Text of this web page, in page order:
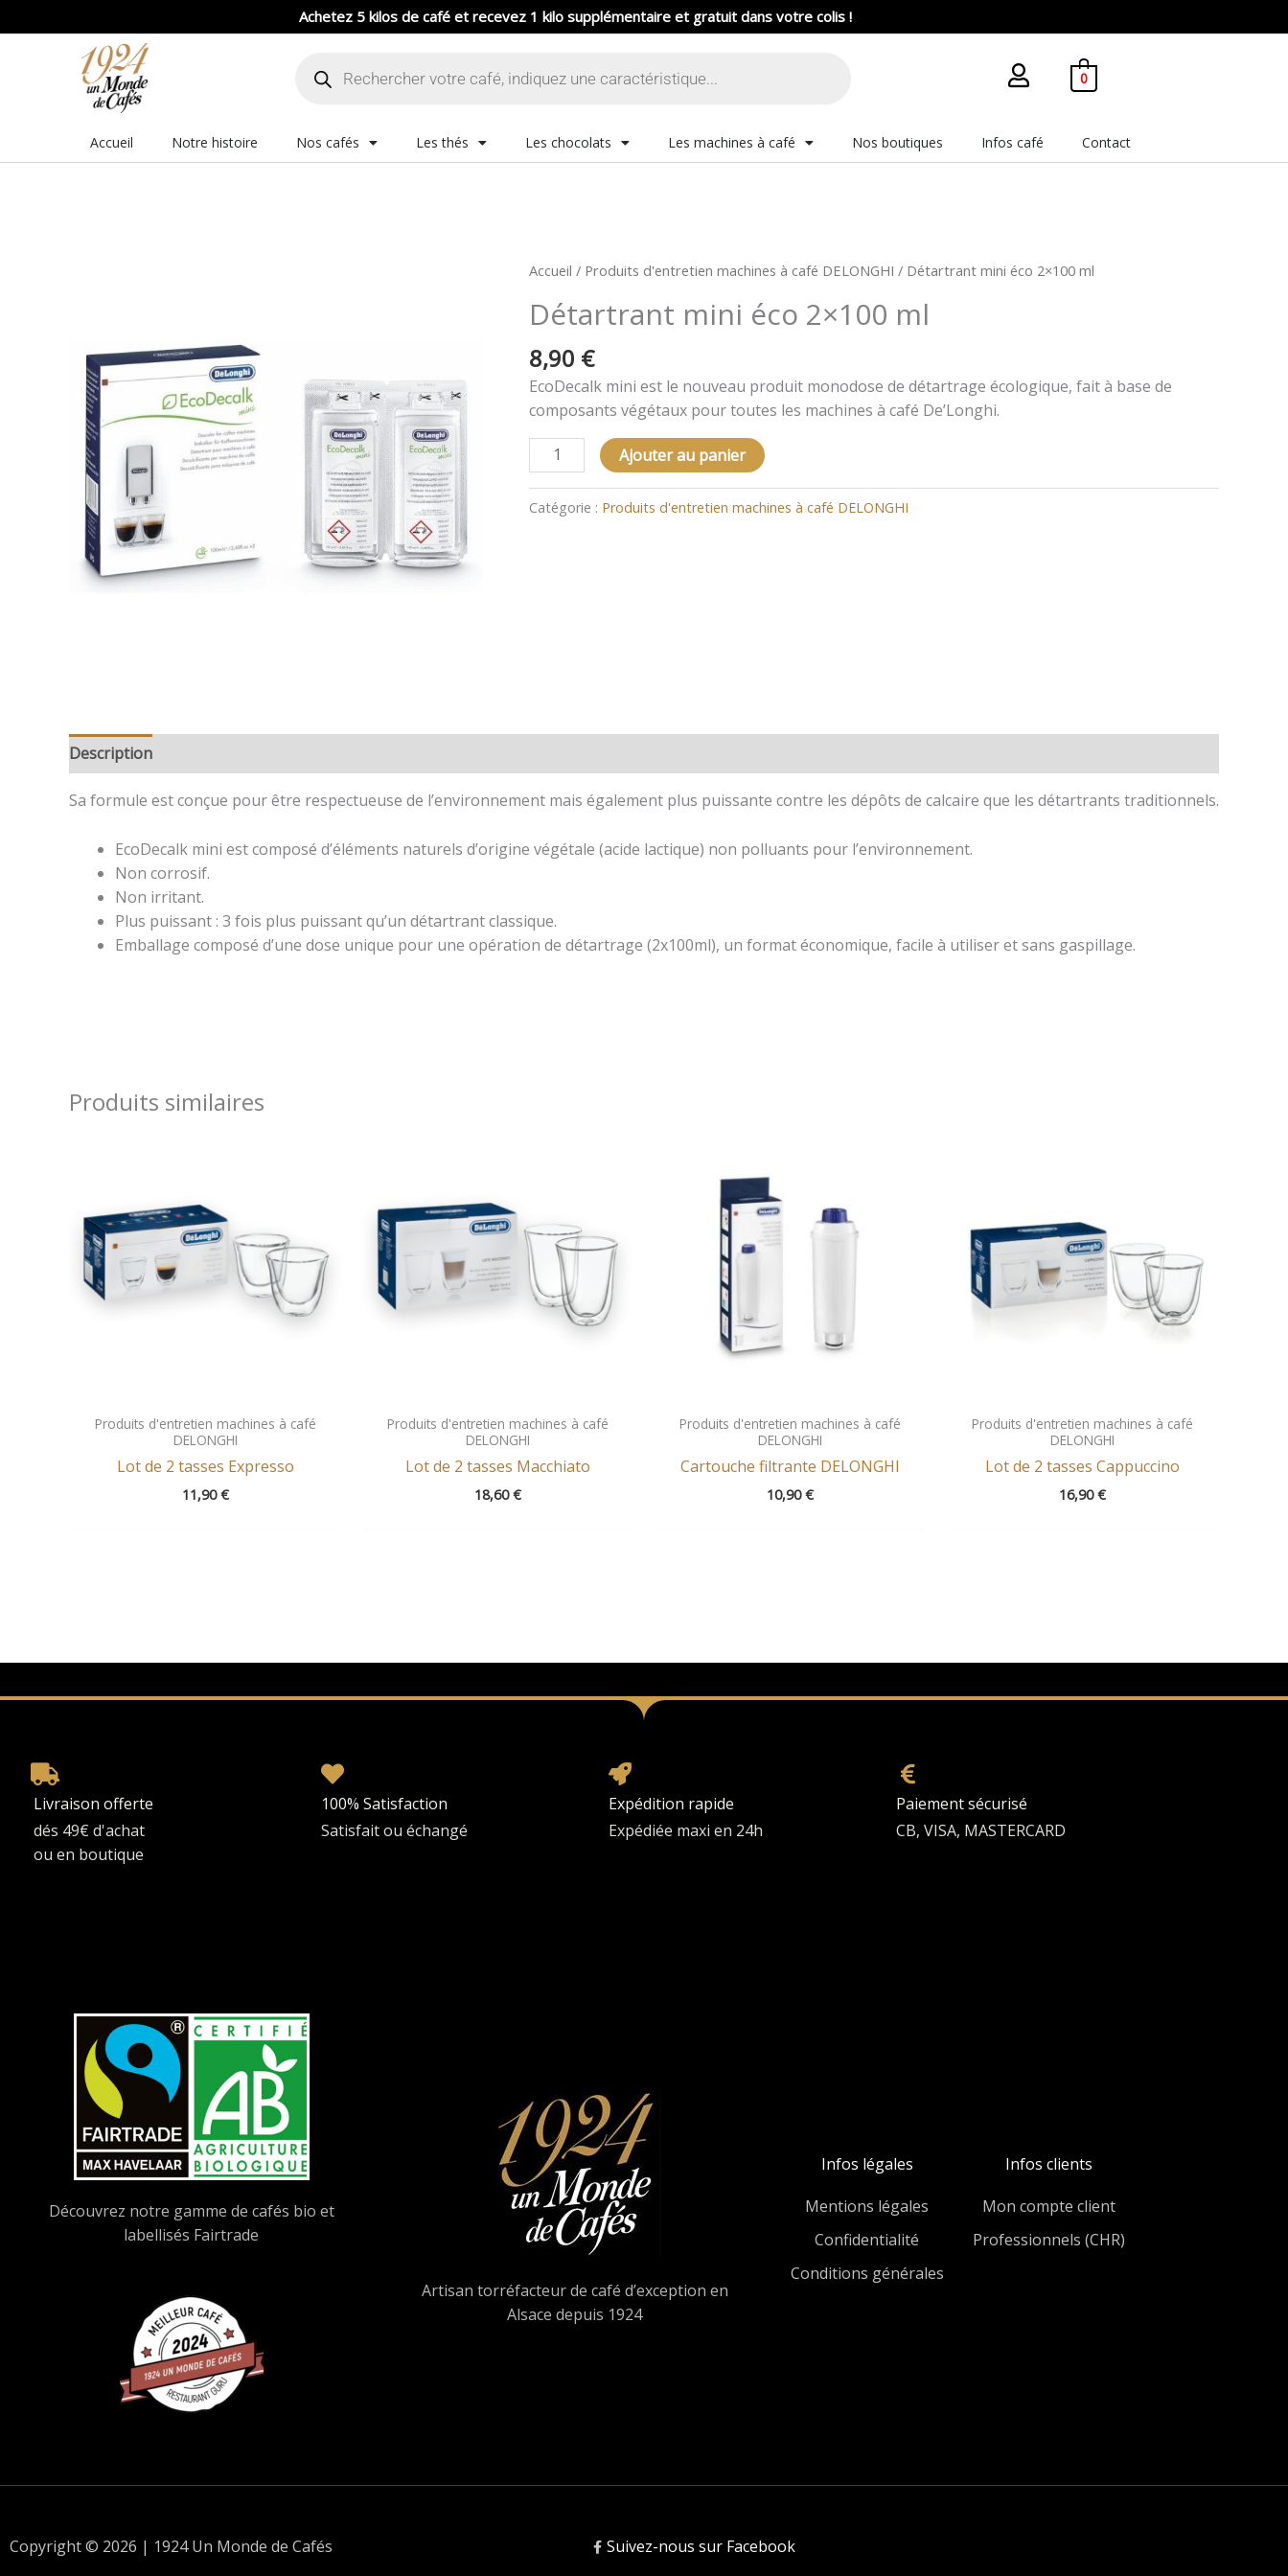
au
Achetez 5 kilos de café et recevez 1 kilo supplémentaire et gratuit dans votre colis !
produits 0
Accueil Notre histoire Nos cafés Les thés Les chocolats Les machines à café Nos boutiques Infos café Contact
Accueil / Produits d'entretien machines à café DELONGHI / Détartrant mini éco 2×100 ml
Détartrant mini éco 2×100 ml
8,90 €
EcoDecalk mini est le nouveau produit monodose de détartrage écologique, fait à base de
composants végétaux pour toutes les machines à café De’Longhi.
quantité
Détartrant
éco
2x100
ml
Ajouter au panier
Catégorie : Produits d'entretien machines à café DELONGHI
Description
Sa formule est conçue pour être respectueuse de l’environnement mais également plus puissante contre les dépôts de calcaire que les détartrants traditionnels.
EcoDecalk mini est composé d’éléments naturels d’origine végétale (acide lactique) non polluants pour l’environnement.
Non corrosif.
Non irritant.
Plus puissant : 3 fois plus puissant qu’un détartrant classique.
Emballage composé d’une dose unique pour une opération de détartrage (2x100ml), un format économique, facile à utiliser et sans gaspillage.
Produits similaires
Produits d'entretien machines à café
DELONGHI
Lot de 2 tasses Expresso
11,90€
Produits d'entretien machines à café
DELONGHI
Lot de 2 tasses Macchiato
18,60€
Produits d'entretien machines à café
DELONGHI
Cartouche filtrante DELONGHI
10,90€
Produits d'entretien machines à café
DELONGHI
Lot de 2 tasses Cappuccino
16,90€
Livraison offerte
dés 49€ d'achat
ou en boutique
100% Satisfaction
Satisfait ou échangé
Expédition rapide
Expédiée maxi en 24h
Paiement sécurisé
CB, VISA, MASTERCARD
Découvrez notre gamme de cafés bio et
labellisés Fairtrade
Artisan torréfacteur de café d’exception en
Alsace depuis 1924
Infos légales
Mentions légales
Confidentialité
Conditions générales
Infos clients
Mon compte client
Professionnels (CHR)
Copyright © 2026 | 1924 Un Monde de Cafés Suivez-nous sur Facebook